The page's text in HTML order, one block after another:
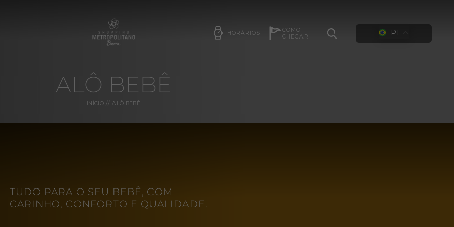
HORÁRIOS
COMO
CHEGAR
PT
ALÔ BEBÊ
INÍCIO ALÔ BEBÊ
TUDO PARA O SEU BEBÊ, COM
CARINHO, CONFORTO E QUALIDADE.